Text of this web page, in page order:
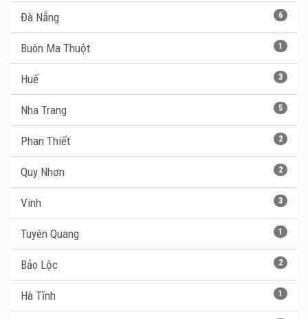
6
Đà Nẵng
1
Buôn Ma Thuột
3
Huế
5
Nha Trang
2
Phan Thiết
2
Quy Nhơn
3
Vinh
1
Tuyên Quang
2
Bảo Lộc
1
Hà Tĩnh